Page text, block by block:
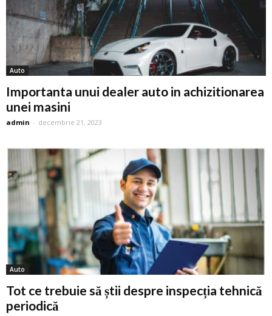
Auto
Importanta unui dealer auto in achizitionarea
unei masini
admin - decembrie 21, 2023
Auto
Tot ce trebuie să știi despre inspecția tehnică
periodică